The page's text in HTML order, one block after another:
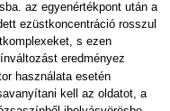
az egyenértékpont után a
ezüstkoncentráció rosszul
s ezen
eredményez
használata esetén
kell az oldatot, a